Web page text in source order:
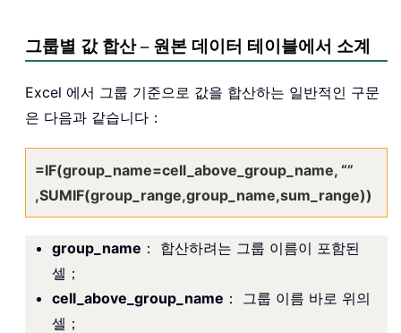
그룹별 값 합산 – 원본 데이터 테이블에서 소계
Excel 에서 그룹 기준으로 값을 합산하는 일반적인 구문
은 다음과 같습니다：
=IF(group_name=cell_above_group_name, “”
,SUMIF(group_range,group_name,sum_range))
group_name ： 합산하려는 그룹 이름이 포함된
셀；
cell_above_group_name ： 그룹 이름 바로 위의
셀；